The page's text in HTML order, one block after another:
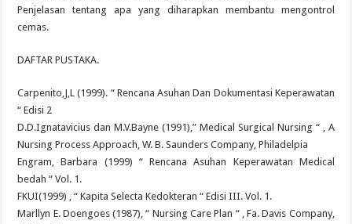
Penjelasan tentang apa yang diharapkan membantu mengontrol
cemas.
DAFTAR PUSTAKA.
Carpenito,J,L (1999). “ Rencana Asuhan Dan Dokumentasi Keperawatan
“ Edisi 2
D.D.Ignatavicius dan M.V.Bayne (1991),” Medical Surgical Nursing “ , A
Nursing Process Approach, W. B. Saunders Company, Philadelpia
Engram, Barbara (1999) “ Rencana Asuhan Keperawatan Medical
bedah “ Vol. 1.
FKUI(1999) , “ Kapita Selecta Kedokteran “ Edisi III. Vol. 1.
Marllyn E. Doengoes (1987), “ Nursing Care Plan “ , Fa. Davis Company,